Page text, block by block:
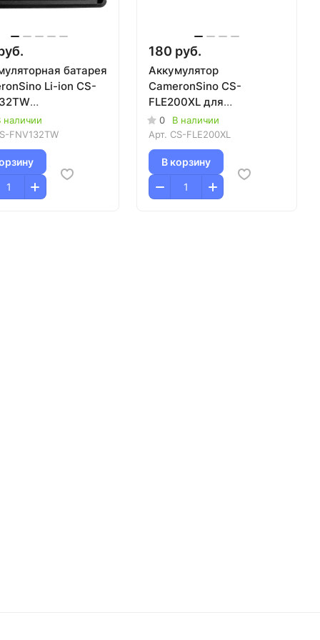
батарея
Li-ion CS-
(Yaesu
VX-230/ VX-
231L)
наличии
FNV132TW
180 руб.
Аккумулятор
CameronSino CS-
FLE200XL для
тепловизора (Flir
ThermaCam B2, E2, E25,
E30, E40, E45, E50, E65)
0
В наличии
Арт. CS-FLE200XL
В корзину